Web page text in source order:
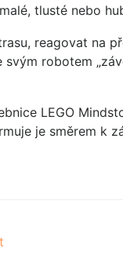
tlusté nebo
reagovat na
robotem
LEGO
je směrem k